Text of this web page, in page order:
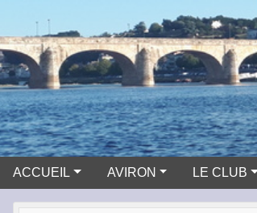
ACCUEIL AVIRON LE CLUB